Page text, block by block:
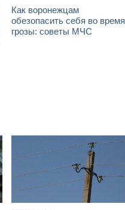
Как воронежцам
обезопасить себя во время
грозы: советы МЧС